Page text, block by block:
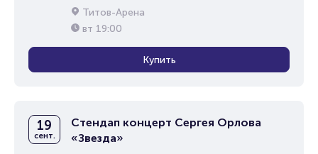
Титов-Арена
вт 19:00
Купить
19
сент.
Стендап концерт Сергея Орлова
«Звезда»